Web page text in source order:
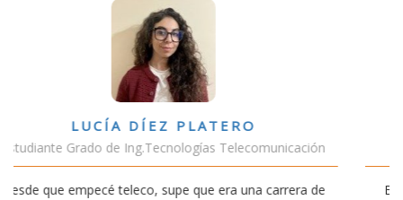
de
VÍCTOR SÁNCHEZ VALENCIA
Estudiante Doble Grado Teleco-ADE
Estudiar teleco me ha permitido comprender cómo la